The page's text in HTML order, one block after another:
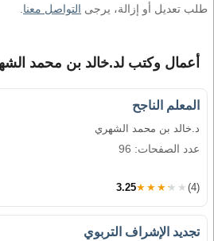
طلب تعديل أو إزالة، يرجى التواصل معنا
أعمال وكتب لد.خالد بن محمد
المعلم الناجح
د.خالد بن محمد الشهري
عدد الصفحات: 96
3.25★★★★★ (4)
تجديد الإشراف التربوي